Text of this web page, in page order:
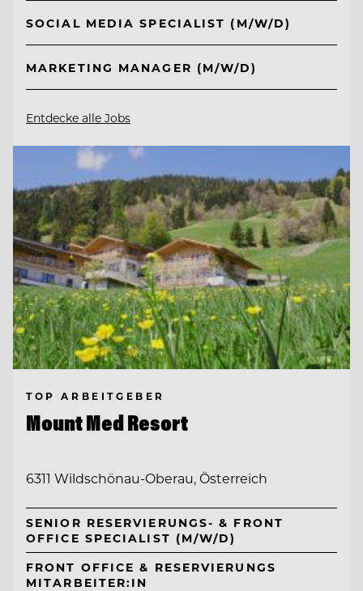
SOCIAL MEDIA SPECIALIST (M/W/D)
MARKETING MANAGER (M/W/D)
Entdecke alle Jobs
TOP ARBEITGEBER
Mount Med Resort
6311 Wildschönau-Oberau, Österreich
SENIOR RESERVIERUNGS- & FRONT
OFFICE SPECIALIST (M/W/D)
FRONT OFFICE & RESERVIERUNGS
MITARBEITER:IN